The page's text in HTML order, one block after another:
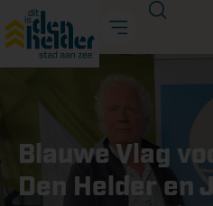
Blauwe Vlag
Den Helder en